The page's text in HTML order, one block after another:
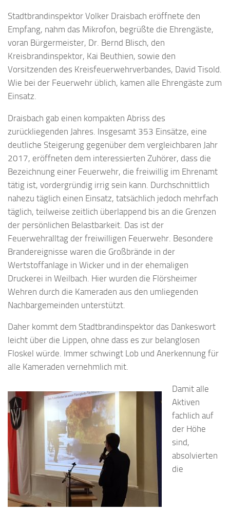
Stadtbrandinspektor Volker Draisbach eröffnete den
Empfang, nahm das Mikrofon, begrüßte die Ehrengäste,
voran Bürgermeister, Dr. Bernd Blisch, den
Kreisbrandinspektor, Kai Beuthien, sowie den
Vorsitzenden des Kreisfeuerwehrverbandes, David Tisold.
Wie bei der Feuerwehr üblich, kamen alle Ehrengäste zum
Einsatz.
Draisbach gab einen kompakten Abriss des
zurückliegenden Jahres. Insgesamt 353 Einsätze, eine
deutliche Steigerung gegenüber dem vergleichbaren Jahr
2017, eröffneten dem interessierten Zuhörer, dass die
Bezeichnung einer Feuerwehr, die freiwillig im Ehrenamt
tätig ist, vordergründig irrig sein kann. Durchschnittlich
nahezu täglich einen Einsatz, tatsächlich jedoch mehrfach
täglich, teilweise zeitlich überlappend bis an die Grenzen
der persönlichen Belastbarkeit. Das ist der
Feuerwehralltag der freiwilligen Feuerwehr. Besondere
Brandereignisse waren die Großbrände in der
Wertstoffanlage in Wicker und in der ehemaligen
Druckerei in Weilbach. Hier wurden die Flörsheimer
Wehren durch die Kameraden aus den umliegenden
Nachbargemeinden unterstützt.
Daher kommt dem Stadtbrandinspektor das Dankeswort
leicht über die Lippen, ohne dass es zur belanglosen
Floskel würde. Immer schwingt Lob und Anerkennung für
alle Kameraden vernehmlich mit.
Damit alle
Aktiven
fachlich auf
der Höhe
sind,
absolvierten
die